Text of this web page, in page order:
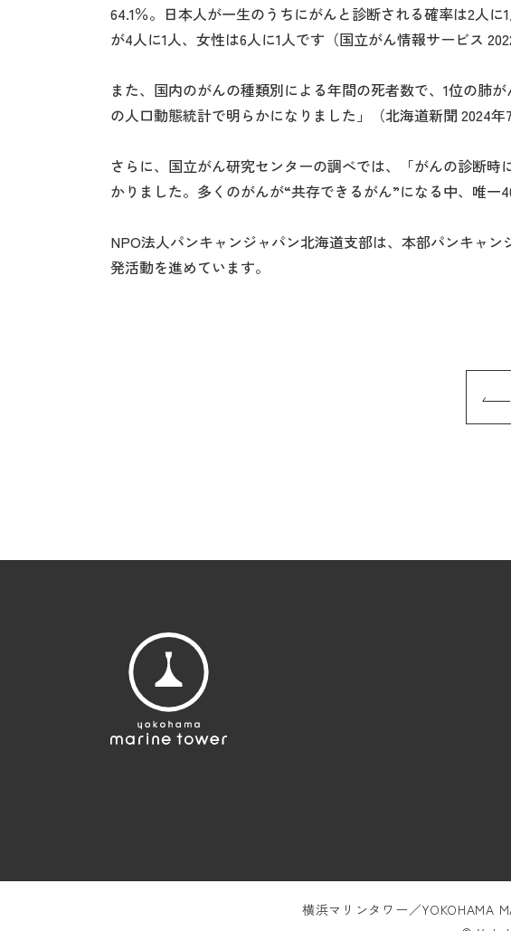
64.1％。日本人が一生のうちにがんと診断される確率は2人
が4人に1人、女性は6人に1人です（国立がん情報サービス
また、国内のがんの種類別による年間の死者数で、1位の肺
の人口動態統計で明らかになりました」（北海道新聞 2024年7
さらに、国立がん研究センターの調べでは、「がんの診断
かりました。多くのがんが“共存できるがん”になる中、唯一
NPO法人パンキャンジャパン北海道支部は、本部パンキャ
発活動を進めています。
横浜マリンタワー／YOKOHAMA